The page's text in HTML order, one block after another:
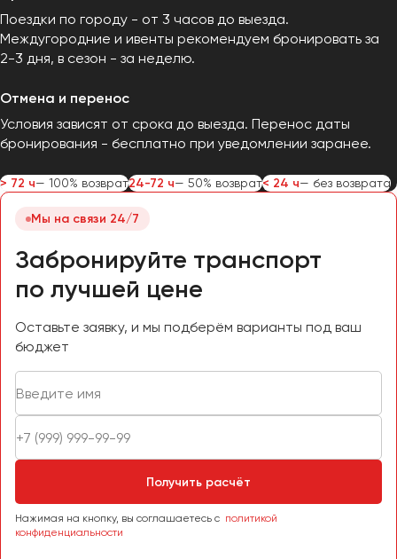
Поездки по городу - от 3 часов до выезда.
Междугородние и ивенты рекомендуем бронировать за
2-3 дня, в сезон - за неделю.
Отмена и перенос
Условия зависят от срока до выезда. Перенос даты
бронирования - бесплатно при уведомлении заранее.
> 72 ч— 100% возврат24-72 ч— 50% возврат< 24 ч— без возврата
Мы на связи 24/7
Забронируйте транспорт
по лучшей цене
Оставьте заявку, и мы подберём варианты под ваш
бюджет
Получить расчёт
Нажимая на кнопку, вы соглашаетесь с политикой
конфиденциальности